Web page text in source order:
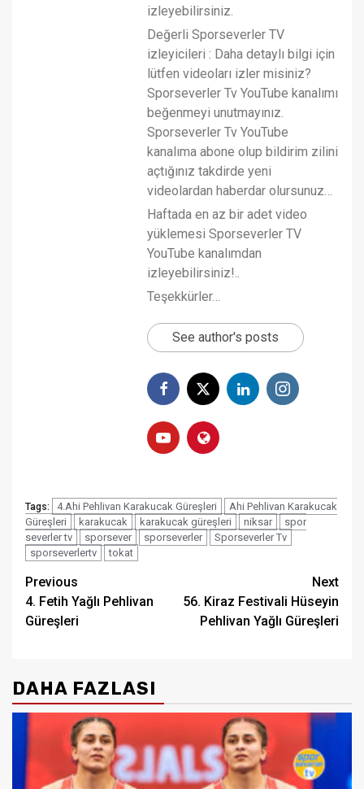
izleyebilirsiniz.
Değerli Sporseverler TV
izleyicileri : Daha detaylı bilgi için
lütfen videoları izler misiniz?
Sporseverler Tv YouTube kanalımı
beğenmeyi unutmayınız.
Sporseverler Tv YouTube
kanalıma abone olup bildirim zilini
açtığınız takdirde yeni
videolardan haberdar olursunuz…
Haftada en az bir adet video
yüklemesi Sporseverler TV
YouTube kanalımdan
izleyebilirsiniz!..
Teşekkürler…
See author's posts
Tags: 4.Ahi Pehlivan Karakucak Güreşleri
Ahi Pehlivan Karakucak
Güreşleri
karakucak karakucak güreşleri niksar
spor
severler tv
sporsever sporseverler
Sporseverler Tv
sporseverlertv
tokat
Post
navigation
Previous
4. Fetih Yağlı Pehlivan
Güreşleri
Next
56. Kiraz Festivali Hüseyin
Pehlivan Yağlı Güreşleri
DAHA FAZLASI